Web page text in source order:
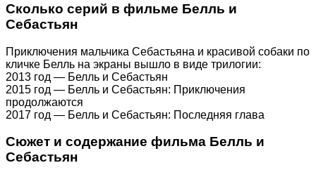
Сколько серий в фильме Белль и
Себастьян
Приключения мальчика Себастьяна и красивой собаки по
кличке Белль на экраны вышло в виде трилогии:
2013 год — Белль и Себастьян
2015 год — Белль и Себастьян: Приключения
продолжаются
2017 год — Белль и Себастьян: Последняя глава
Сюжет и содержание фильма Белль и
Себастьян